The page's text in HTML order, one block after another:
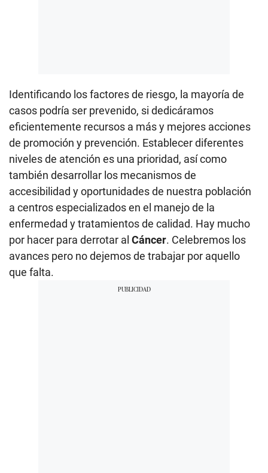
Identificando los factores de riesgo, la mayoría de
casos podría ser prevenido, si dedicáramos
eficientemente recursos a más y mejores acciones
de promoción y prevención. Establecer diferentes
niveles de atención es una prioridad, así como
también desarrollar los mecanismos de
accesibilidad y oportunidades de nuestra población
a centros especializados en el manejo de la
enfermedad y tratamientos de calidad. Hay mucho
por hacer para derrotar al Cáncer. Celebremos los
avances pero no dejemos de trabajar por aquello
que falta.